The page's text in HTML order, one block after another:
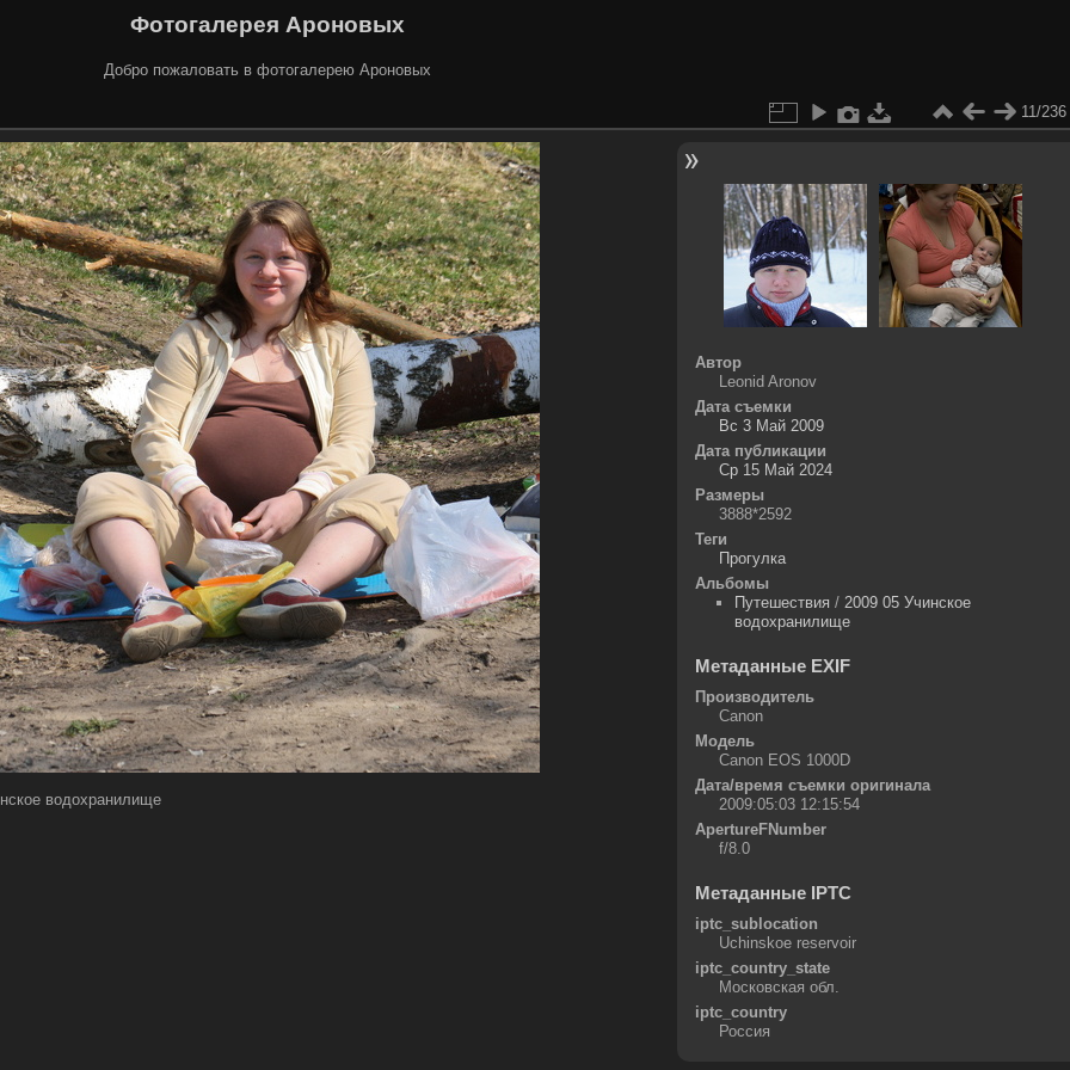
Фотогалерея Ароновых
Добро пожаловать в фотогалерею Ароновых
11/236
водохранилище
Автор
Leonid Aronov
Дата съемки
Вс 3 Май 2009
Дата публикации
Ср 15 Май 2024
Размеры
3888*2592
Теги
Прогулка
Альбомы
Путешествия / 2009 05 Учинское
водохранилище
Метаданные EXIF
Производитель
Canon
Модель
Canon EOS 1000D
Дата/время съемки оригинала
2009:05:03 12:15:54
ApertureFNumber
f/8.0
Метаданные IPTC
iptc_sublocation
Uchinskoe reservoir
iptc_country_state
Московская обл.
iptc_country
Россия